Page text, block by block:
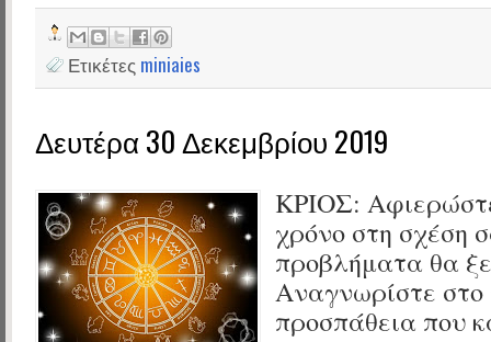
Ετικέτες miniaies
Δευτέρα 30 Δεκεμβρίου 2019
ΚΡΙΟΣ:
χρόνο στη σχέση
προβλήματα θα
Αναγνωρίστε στο
προσπάθεια που